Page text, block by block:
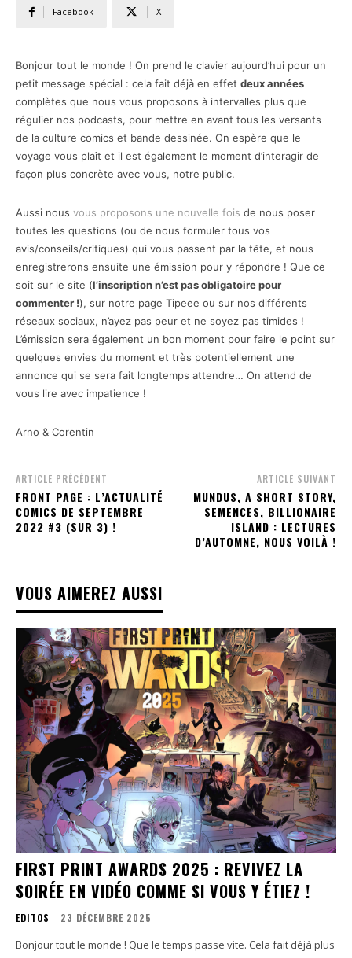
Facebook X
Bonjour tout le monde ! On prend le clavier aujourd’hui pour un
petit message spécial : cela fait déjà en effet deux années
complètes que nous vous proposons à intervalles plus que
régulier nos podcasts, pour mettre en avant tous les versants
de la culture comics et bande dessinée. On espère que le
voyage vous plaît et il est également le moment d’interagir de
façon plus concrète avec vous, notre public.
Aussi nous vous proposons une nouvelle fois de nous poser
toutes les questions (ou de nous formuler tous vos
avis/conseils/critiques) qui vous passent par la tête, et nous
enregistrerons ensuite une émission pour y répondre ! Que ce
soit sur le site (l’inscription n’est pas obligatoire pour
commenter !), sur notre page Tipeee ou sur nos différents
réseaux sociaux, n’ayez pas peur et ne soyez pas timides !
L’émission sera également un bon moment pour faire le point sur
quelques envies du moment et très potentiellement une
annonce qui se sera fait longtemps attendre… On attend de
vous lire avec impatience !
Arno & Corentin
ARTICLE PRÉCÉDENT
FRONT PAGE : L’ACTUALITÉ
COMICS DE SEPTEMBRE
2022 #3 (SUR 3) !
ARTICLE SUIVANT
MUNDUS, A SHORT STORY,
SEMENCES, BILLIONAIRE
ISLAND : LECTURES
D’AUTOMNE, NOUS VOILÀ !
VOUS AIMEREZ AUSSI
FIRST PRINT AWARDS 2025 : REVIVEZ LA
SOIRÉE EN VIDÉO COMME SI VOUS Y ÉTIEZ !
EDITOS 23 DÉCEMBRE 2025
Bonjour tout le monde ! Que le temps passe vite. Cela fait déjà plus